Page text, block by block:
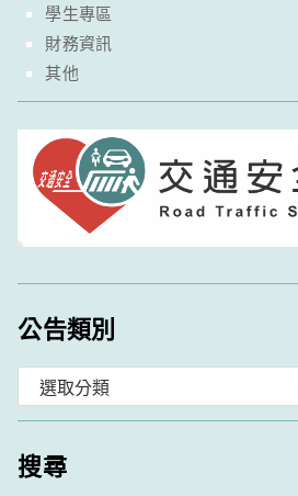
學生專區
財務資訊
其他
公告類別
類
搜尋